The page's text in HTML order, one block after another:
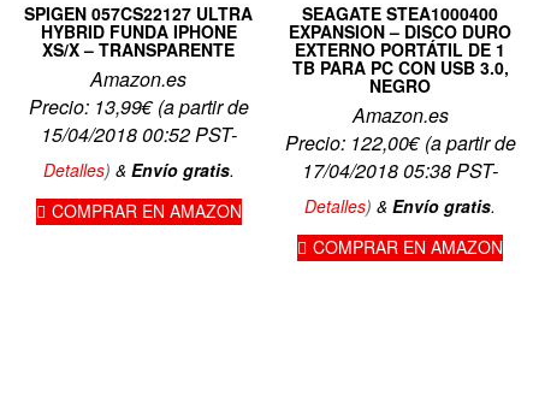
SPIGEN 057CS22127 ULTRA
HYBRID FUNDA IPHONE
XS/X – TRANSPARENTE
Amazon.es
Precio: 13,99€(a partir de
15/04/2018 00:52 PST-
Detalles) & Envío gratis.
COMPRAR EN AMAZON
SEAGATE STEA1000400
EXPANSION – DISCO DURO
EXTERNO PORTÁTIL DE 1
TB PARA PC CON USB 3.0,
NEGRO
Amazon.es
Precio: 122,00€(a partir de
17/04/2018 05:38 PST-
Detalles)&Envío gratis.
COMPRAR EN AMAZON